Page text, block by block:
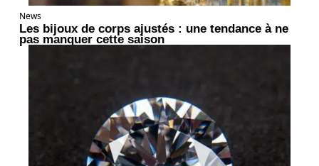
News
Les bijoux de corps ajustés : une tendance à ne
pas manquer cette saison